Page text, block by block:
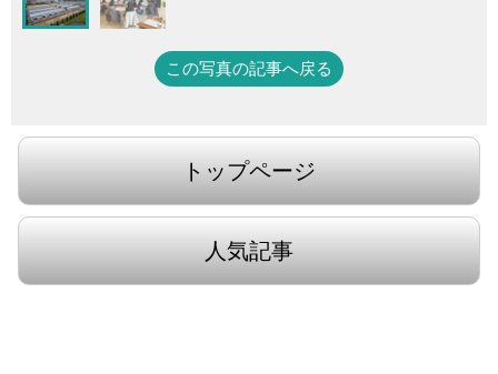
この写真の記事へ戻る
トップページ
人気記事